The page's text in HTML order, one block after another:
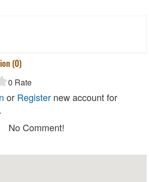
(0)
0 Rate
or Register new account for
No Comment!